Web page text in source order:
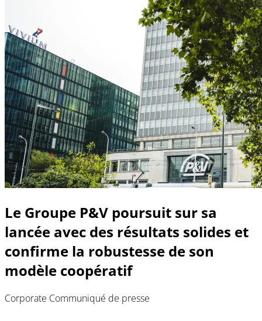
Le Groupe P&V poursuit sur sa
lancée avec des résultats solides et
confirme la robustesse de son
modèle coopératif
Corporate Communiqué de presse